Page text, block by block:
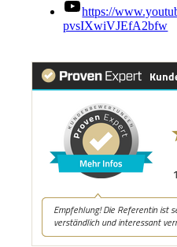
https://
pvsIXwiVJEfA2bfw